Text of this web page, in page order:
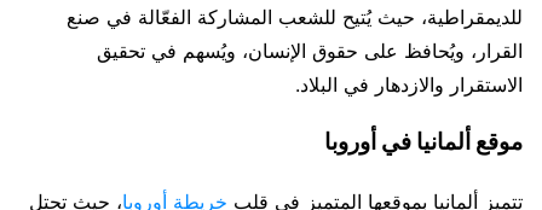
للديمقراطية، حيث يُتيح للشعب المشاركة الفعّالة في صنع
القرار، ويُحافظ على حقوق الإنسان، ويُسهم في تحقيق
الاستقرار والازدهار في البلاد.
موقع ألمانيا في أوروبا
تتميز ألمانيا بموقعها المتميز في قلب خريطة أوروبا، حيث تحتل